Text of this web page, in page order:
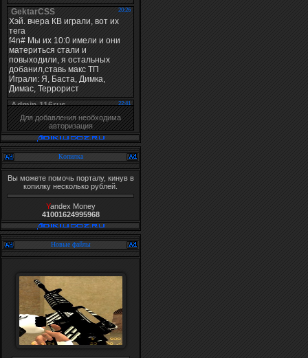
Для добавления необходима
авторизация
Копилка
Вы можете помочь порталу, кинув в
копилку несколько рублей.
Yandex Money
41001624995968
Новые файлы